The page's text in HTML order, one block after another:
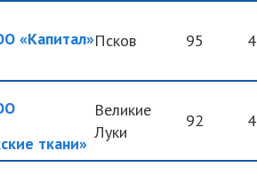
«Капитал»Псков 95
ткани»
Великие
Луки
92